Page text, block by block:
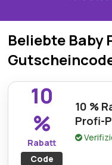
Beliebte Baby
10
%
Rabatt
Code
10 %
Profi-